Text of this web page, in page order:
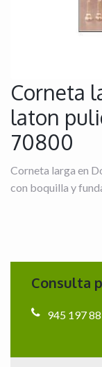
Corneta
laton
70800
Corneta larga en
con boquilla y
Consulta
945 197